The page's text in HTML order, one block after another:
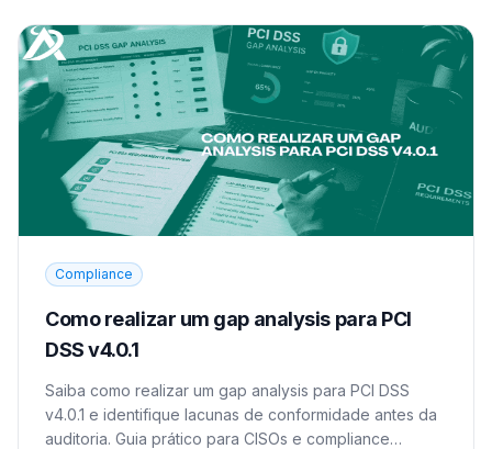
Compliance
Como realizar um gap analysis para PCI
DSS v4.0.1
Saiba como realizar um gap analysis para PCI DSS
v4.0.1 e identifique lacunas de conformidade antes da
auditoria. Guia prático para CISOs e compliance